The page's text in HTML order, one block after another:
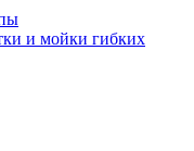
и мойки гибких